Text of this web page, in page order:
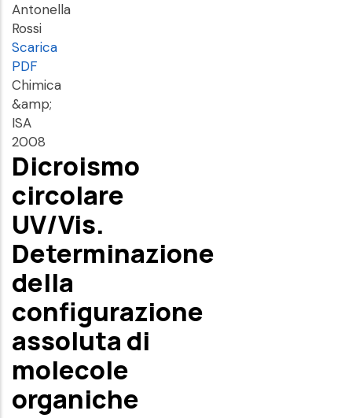
Antonella
Rossi
Scarica
PDF
Chimica
&amp;
ISA
2008
Dicroismo
circolare
UV/Vis.
Determinazione
della
configurazione
assoluta di
molecole
organiche